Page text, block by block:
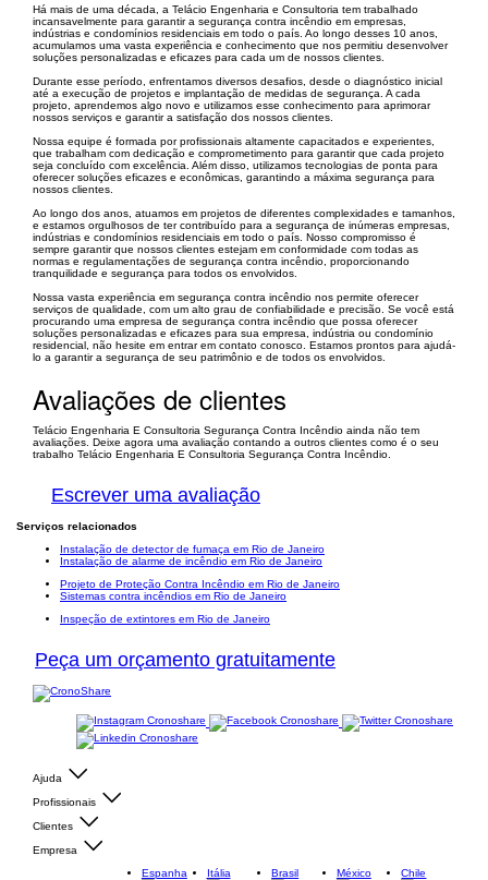
Há mais de uma década, a Telácio Engenharia e Consultoria tem trabalhado
incansavelmente para garantir a segurança contra incêndio em empresas,
indústrias e condomínios residenciais em todo o país. Ao longo desses 10 anos,
acumulamos uma vasta experiência e conhecimento que nos permitiu desenvolver
soluções personalizadas e eficazes para cada um de nossos clientes.
Durante esse período, enfrentamos diversos desafios, desde o diagnóstico inicial
até a execução de projetos e implantação de medidas de segurança. A cada
projeto, aprendemos algo novo e utilizamos esse conhecimento para aprimorar
nossos serviços e garantir a satisfação dos nossos clientes.
Nossa equipe é formada por profissionais altamente capacitados e experientes,
que trabalham com dedicação e comprometimento para garantir que cada projeto
seja concluído com excelência. Além disso, utilizamos tecnologias de ponta para
oferecer soluções eficazes e econômicas, garantindo a máxima segurança para
nossos clientes.
Ao longo dos anos, atuamos em projetos de diferentes complexidades e tamanhos,
e estamos orgulhosos de ter contribuído para a segurança de inúmeras empresas,
indústrias e condomínios residenciais em todo o país. Nosso compromisso é
sempre garantir que nossos clientes estejam em conformidade com todas as
normas e regulamentações de segurança contra incêndio, proporcionando
tranquilidade e segurança para todos os envolvidos.
Nossa vasta experiência em segurança contra incêndio nos permite oferecer
serviços de qualidade, com um alto grau de confiabilidade e precisão. Se você está
procurando uma empresa de segurança contra incêndio que possa oferecer
soluções personalizadas e eficazes para sua empresa, indústria ou condomínio
residencial, não hesite em entrar em contato conosco. Estamos prontos para ajudá-
lo a garantir a segurança de seu patrimônio e de todos os envolvidos.
Avaliações de clientes
Telácio Engenharia E Consultoria Segurança Contra Incêndio ainda não tem
avaliações. Deixe agora uma avaliação contando a outros clientes como é o seu
trabalho Telácio Engenharia E Consultoria Segurança Contra Incêndio.
Escrever uma avaliação
Serviços relacionados
Instalação de detector de fumaça em Rio de Janeiro
Instalação de alarme de incêndio em Rio de Janeiro
Projeto de Proteção Contra Incêndio em Rio de Janeiro
Sistemas contra incêndios em Rio de Janeiro
Inspeção de extintores em Rio de Janeiro
Peça um orçamento gratuitamente
Ajuda
Profissionais
Clientes
Empresa
Espanha
Itália Brasil México Chile